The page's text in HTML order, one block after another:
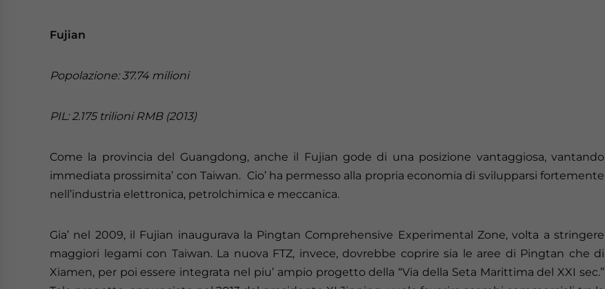
Fujian
Popolazione: 37.74 milioni
PIL: 2.175 trilioni RMB (2013)
Come la provincia del Guangdong, anche il Fujian gode di una posizione vantaggiosa, vantando
immediata prossimita’ con Taiwan. Cio’ ha permesso alla propria economia di svilupparsi fortemente
nell’industria elettronica, petrolchimica e meccanica.
Gia’ nel 2009, il Fujian inaugurava la Pingtan Comprehensive Experimental Zone, volta a stringere
maggiori legami con Taiwan. La nuova FTZ, invece, dovrebbe coprire sia le aree di Pingtan che di
Xiamen, per poi essere integrata nel piu’ ampio progetto della “Via della Seta Marittima del XXI sec.”